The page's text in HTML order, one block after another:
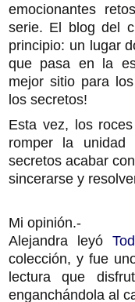
emocionantes
serie. El blog del
principio: un lugar
que pasa en la
mejor sitio para
los secretos!
Esta vez, los
romper la unidad
secretos acabar
sincerarse y
Mi opinión.-
Alejandra leyó
colección, y fue
lectura que
enganchándola al